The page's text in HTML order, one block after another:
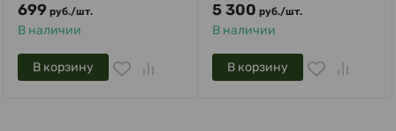
699 руб./шт.
В наличии
В корзину
5 300 руб./шт.
В наличии
В корзину